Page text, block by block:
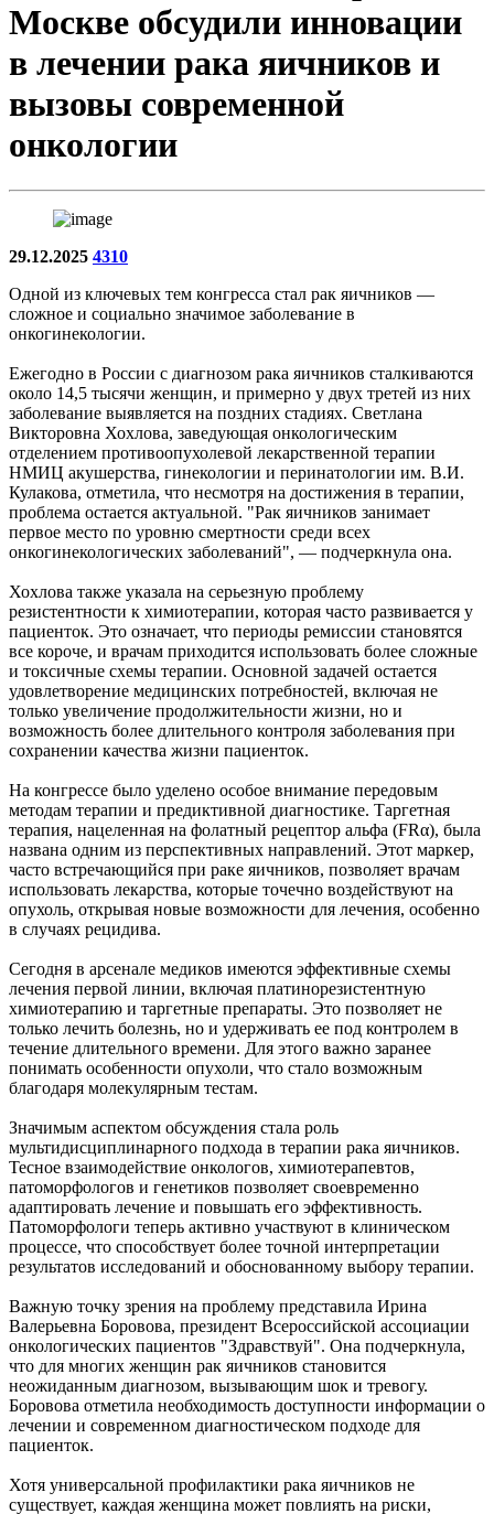
Москве обсудили инновации
в лечении рака яичников и
вызовы современной
онкологии
29.12.2025 4310
Одной из ключевых тем конгресса стал рак яичников —
сложное и социально значимое заболевание в
онкогинекологии.
Ежегодно в России с диагнозом рака яичников сталкиваются
около 14,5 тысячи женщин, и примерно у двух третей из них
заболевание выявляется на поздних стадиях. Светлана
Викторовна Хохлова, заведующая онкологическим
отделением противоопухолевой лекарственной терапии
НМИЦ акушерства, гинекологии и перинатологии им. В.И.
Кулакова, отметила, что несмотря на достижения в терапии,
проблема остается актуальной. "Рак яичников занимает
первое место по уровню смертности среди всех
онкогинекологических заболеваний", — подчеркнула она.
Хохлова также указала на серьезную проблему
резистентности к химиотерапии, которая часто развивается у
пациенток. Это означает, что периоды ремиссии становятся
все короче, и врачам приходится использовать более сложные
и токсичные схемы терапии. Основной задачей остается
удовлетворение медицинских потребностей, включая не
только увеличение продолжительности жизни, но и
возможность более длительного контроля заболевания при
сохранении качества жизни пациенток.
На конгрессе было уделено особое внимание передовым
методам терапии и предиктивной диагностике. Таргетная
терапия, нацеленная на фолатный рецептор альфа (FRα), была
названа одним из перспективных направлений. Этот маркер,
часто встречающийся при раке яичников, позволяет врачам
использовать лекарства, которые точечно воздействуют на
опухоль, открывая новые возможности для лечения, особенно
в случаях рецидива.
Сегодня в арсенале медиков имеются эффективные схемы
лечения первой линии, включая платинорезистентную
химиотерапию и таргетные препараты. Это позволяет не
только лечить болезнь, но и удерживать ее под контролем в
течение длительного времени. Для этого важно заранее
понимать особенности опухоли, что стало возможным
благодаря молекулярным тестам.
Значимым аспектом обсуждения стала роль
мультидисциплинарного подхода в терапии рака яичников.
Тесное взаимодействие онкологов, химиотерапевтов,
патоморфологов и генетиков позволяет своевременно
адаптировать лечение и повышать его эффективность.
Патоморфологи теперь активно участвуют в клиническом
процессе, что способствует более точной интерпретации
результатов исследований и обоснованному выбору терапии.
Важную точку зрения на проблему представила Ирина
Валерьевна Боровова, президент Всероссийской ассоциации
онкологических пациентов "Здравствуй". Она подчеркнула,
что для многих женщин рак яичников становится
неожиданным диагнозом, вызывающим шок и тревогу.
Боровова отметила необходимость доступности информации о
лечении и современном диагностическом подходе для
пациенток.
Хотя универсальной профилактики рака яичников не
существует, каждая женщина может повлиять на риски,